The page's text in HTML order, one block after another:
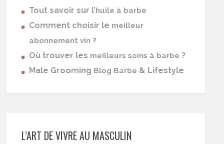
Tout savoir sur l’ huile à barbe
Comment choisir le meilleur
abonnement vin ?
Où trouver les meilleurs soins à barbe ?
Male Grooming Blog Barbe & Lifestyle
L’ART DE VIVRE AU MASCULIN